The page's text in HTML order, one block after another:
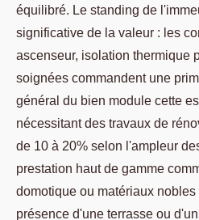
équilibré. Le standing de
significative de la valeur : les
ascenseur, isolation thermique
soignées commandent une
général du bien module cette
nécessitant des travaux de
de 10 à 20% selon l'ampleur
prestation haut de gamme
domotique ou matériaux
présence d'une terrasse ou